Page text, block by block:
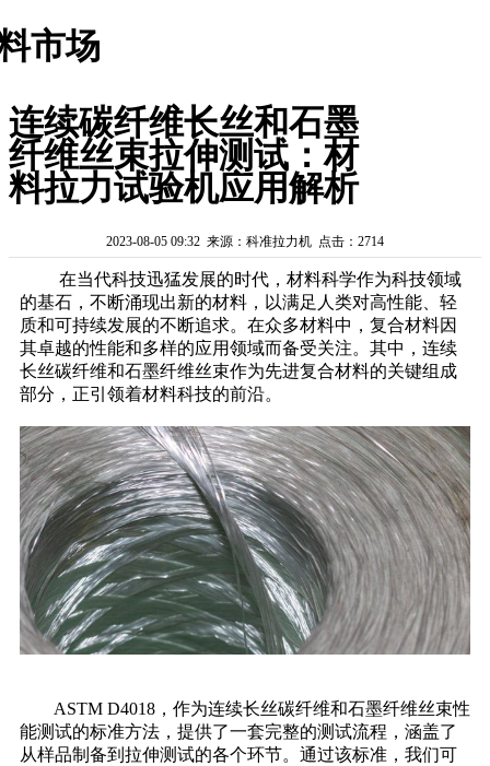
市场
连续碳纤维长丝和石墨
纤维丝束拉伸测试：材
料拉力试验机应用解析
2023-08-05 09:32 来源：科准拉力机 点击：2714
在当代科技迅猛发展的时代，材料科学作为科技领域
的基石，不断涌现出新的材料，以满足人类对高性能、轻
质和可持续发展的不断追求。在众多材料中，复合材料因
其卓越的性能和多样的应用领域而备受关注。其中，连续
长丝碳纤维和石墨纤维丝束作为先进复合材料的关键组成
部分，正引领着材料科技的前沿。
ASTM D4018，作为连续长丝碳纤维和石墨纤维丝束性
能测试的标准方法，提供了一套完整的测试流程，涵盖了
从样品制备到拉伸测试的各个环节。通过该标准，我们可